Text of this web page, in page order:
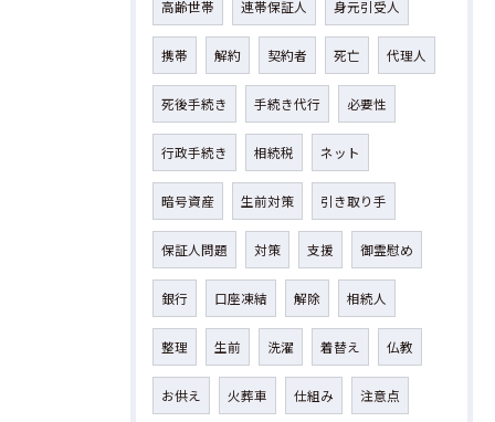
高齢世帯 連帯保証人 身元引受人
携帯 解約 契約者 死亡 代理人
死後手続き 手続き代行 必要性
行政手続き 相続税 ネット
暗号資産 生前対策 引き取り手
保証人問題 対策 支援 御霊慰め
銀行 口座凍結 解除 相続人
整理 生前 洗濯 着替え 仏教
お供え 火葬車 仕組み 注意点